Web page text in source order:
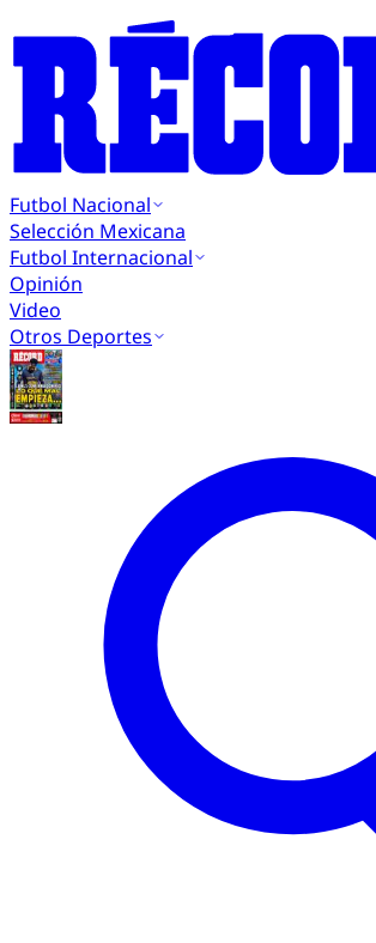
Futbol Nacional
Selección Mexicana
Futbol Internacional
Opinión
Video
Otros Deportes